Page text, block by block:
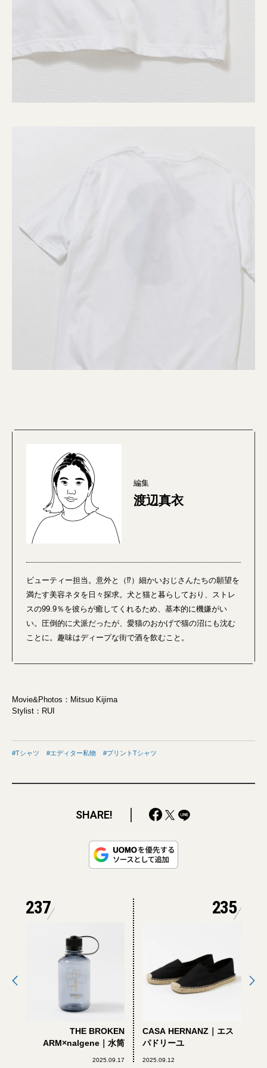
編集
渡辺真衣
ビューティー担当。意外と（⁉）細かいおじさんたちの願望を
満たす美容ネタを日々探求。犬と猫と暮らしており、ストレ
スの99.9％を彼らが癒してくれるため、基本的に機嫌がい
い。圧倒的に犬派だったが、愛猫のおかげで猫の沼にも沈む
ことに。趣味はディープな街で酒を飲むこと。
Movie&Photos：Mitsuo Kijima
Stylist：RUI
Tシャツ エディター私物 プリントTシャツ
SHARE!
237
THE BROKEN
ARM×nalgene｜水筒
2025.09.17
235
CASA HERNANZ｜エス
パドリーユ
2025.09.12